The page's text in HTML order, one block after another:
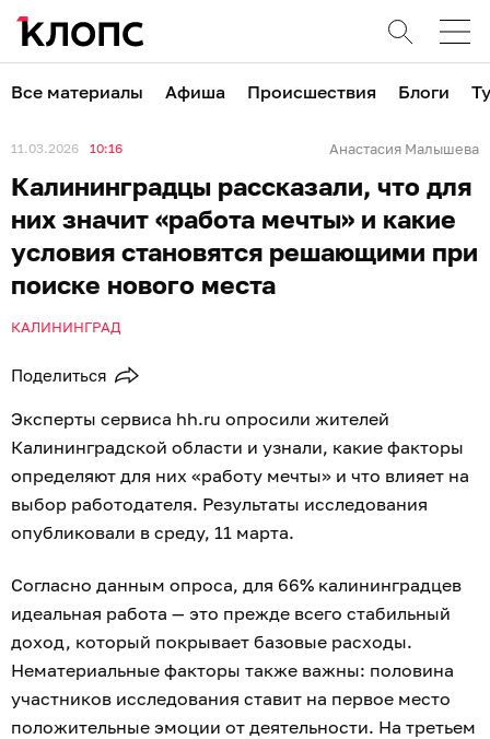
Все материалы Афиша Происшествия Блоги
11.03.2026 10:16 Анастасия Малышева
Калининградцы рассказали, что для
них значит «работа мечты» и какие
условия становятся решающими при
поиске нового места
КАЛИНИНГРАД
Поделиться
Эксперты сервиса hh.ru опросили жителей
Калининградской области и узнали, какие факторы
определяют для них «работу мечты» и что влияет на
выбор работодателя. Результаты исследования
опубликовали в среду, 11 марта.
Согласно данным опроса, для 66% калининградцев
идеальная работа — это прежде всего стабильный
доход, который покрывает базовые расходы.
Нематериальные факторы также важны: половина
участников исследования ставит на первое место
положительные эмоции от деятельности. На третьем